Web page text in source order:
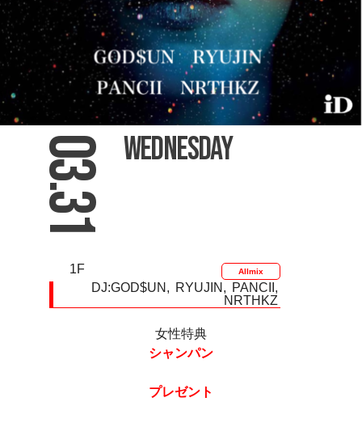
03.31 Wednesday
1F Allmix
DJ:GOD$UN RYUJIN
PANCII
NRTHKZ
女性特典
シャンパン
プレゼント